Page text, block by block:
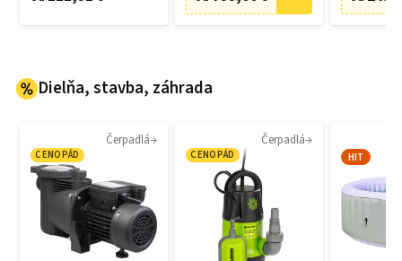
Dielňa, stavba, záhrada
Čerpadlá
CENOPÁD
Čerpadlá
CENOPÁD HIT